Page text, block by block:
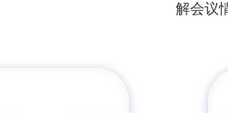
解会议